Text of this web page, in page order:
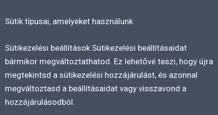
Sütik típusai, amelyeket használunk
Sütikezelési beállítások Sütikezelési beállításaidat
bármikor megváltoztathatod. Ez lehetővé teszi, hogy újra
megtekintsd a sütikezelési hozzájárulást, és azonnal
megváltoztasd a beállításaidat vagy visszavond a
hozzájárulásodból.